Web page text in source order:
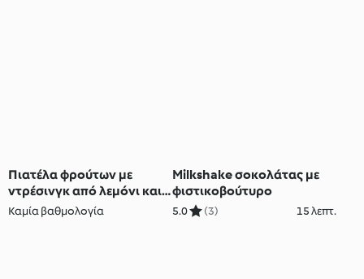
Πιατέλα φρούτων με
ντρέσινγκ από λεμόνι και
μέλι
Καμία βαθμολογία
Milkshake σοκολάτας με
φιστικοβούτυρο
5.0 (3) 15 λεπτ.